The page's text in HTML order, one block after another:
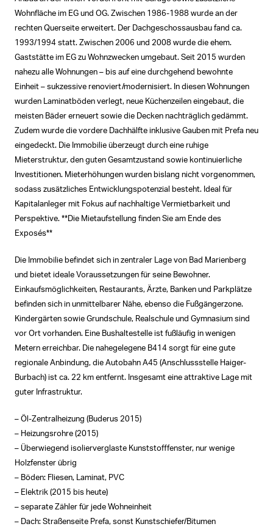
Wohnfläche im EG und OG. Zwischen 1986-1988 wurde an der
rechten Querseite erweitert. Der Dachgeschossausbau fand ca.
1993/1994 statt. Zwischen 2006 und 2008 wurde die ehem.
Gaststätte im EG zu Wohnzwecken umgebaut. Seit 2015 wurden
nahezu alle Wohnungen – bis auf eine durchgehend bewohnte
Einheit – sukzessive renoviert/modernisiert. In diesen Wohnungen
wurden Laminatböden verlegt, neue Küchenzeilen eingebaut, die
meisten Bäder erneuert sowie die Decken nachträglich gedämmt.
Zudem wurde die vordere Dachhälfte inklusive Gauben mit Prefa neu
eingedeckt. Die Immobilie überzeugt durch eine ruhige
Mieterstruktur, den guten Gesamtzustand sowie kontinuierliche
Investitionen. Mieterhöhungen wurden bislang nicht vorgenommen,
sodass zusätzliches Entwicklungspotenzial besteht. Ideal für
Kapitalanleger mit Fokus auf nachhaltige Vermietbarkeit und
Perspektive. **Die Mietaufstellung finden Sie am Ende des
Exposés**
Die Immobilie befindet sich in zentraler Lage von Bad Marienberg
und bietet ideale Voraussetzungen für seine Bewohner.
Einkaufsmöglichkeiten, Restaurants, Ärzte, Banken und Parkplätze
befinden sich in unmittelbarer Nähe, ebenso die Fußgängerzone.
Kindergärten sowie Grundschule, Realschule und Gymnasium sind
vor Ort vorhanden. Eine Bushaltestelle ist fußläufig in wenigen
Metern erreichbar. Die nahegelegene B414 sorgt für eine gute
regionale Anbindung, die Autobahn A45 (Anschlussstelle Haiger-
Burbach) ist ca. 22 km entfernt. Insgesamt eine attraktive Lage mit
guter Infrastruktur.
– Öl-Zentralheizung (Buderus 2015)
– Heizungsrohre (2015)
– Überwiegend isolierverglaste Kunststofffenster, nur wenige
Holzfenster übrig
– Böden: Fliesen, Laminat, PVC
– Elektrik (2015 bis heute)
– separate Zähler für jede Wohneinheit
– Dach: Straßenseite Prefa, sonst Kunstschiefer/Bitumen